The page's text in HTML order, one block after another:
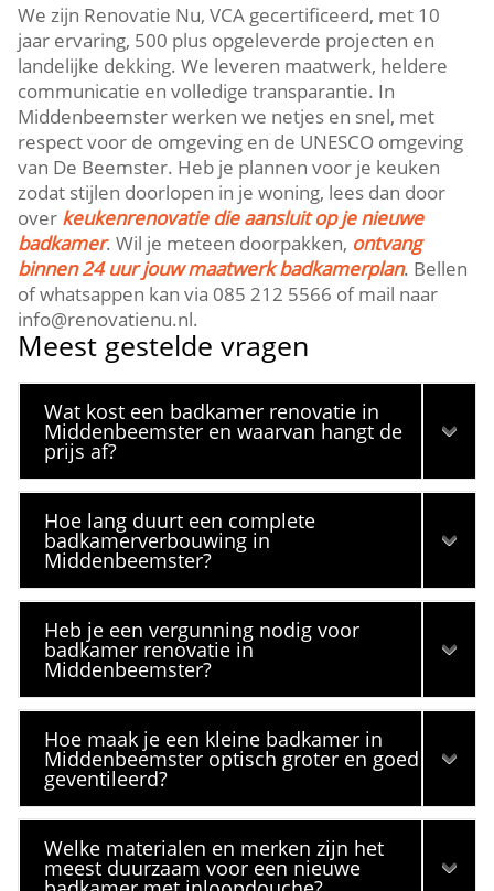
We zijn Renovatie Nu, VCA gecertificeerd, met 10
jaar ervaring, 500 plus opgeleverde projecten en
landelijke dekking.​ We leveren maatwerk, heldere
communicatie en volledige transparantie.​ In
Middenbeemster werken we netjes en snel, met
respect voor de omgeving en de UNESCO omgeving
van De Beemster.​ Heb je plannen voor je keuken
zodat stijlen doorlopen in je woning, lees dan door
over keukenrenovatie die aansluit op je nieuwe
badkamer.​ Wil je meteen doorpakken, ontvang
binnen 24 uur jouw maatwerk badkamerplan.​ Bellen
of whatsappen kan via 085 212 5566 of mail naar
info@renovatienu.​nl.​
Meest gestelde vragen
Wat kost een badkamer renovatie in
Middenbeemster en waarvan hangt de
prijs af?
Hoe lang duurt een complete
badkamerverbouwing in
Middenbeemster?
Heb je een vergunning nodig voor
badkamer renovatie in
Middenbeemster?
Hoe maak je een kleine badkamer in
Middenbeemster optisch groter en goed
geventileerd?
Welke materialen en merken zijn het
meest duurzaam voor een nieuwe